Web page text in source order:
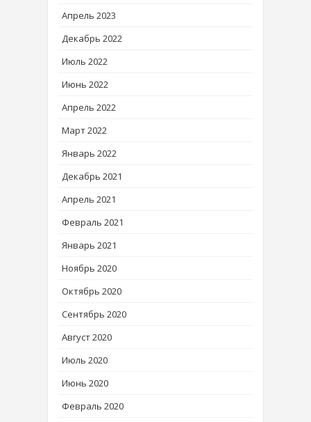
Апрель 2023
Декабрь 2022
Июль 2022
Июнь 2022
Апрель 2022
Март 2022
Январь 2022
Декабрь 2021
Апрель 2021
Февраль 2021
Январь 2021
Ноябрь 2020
Октябрь 2020
Сентябрь 2020
Август 2020
Июль 2020
Июнь 2020
Февраль 2020